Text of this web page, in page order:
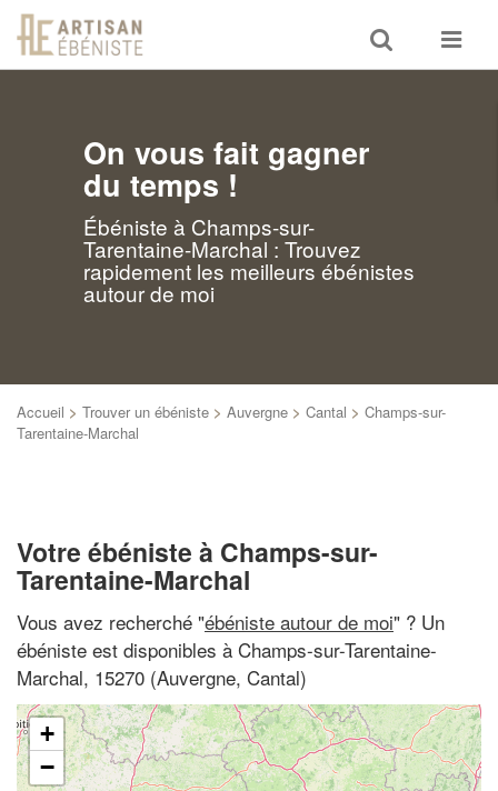
Toggle
search
Toggle
On vous fait gagner
du temps !
Ébéniste à Champs-sur-
Tarentaine-Marchal : Trouvez
rapidement les meilleurs ébénistes
autour de moi
Accueil > Trouver un ébéniste > Auvergne > Cantal > Champs-sur-
Tarentaine-Marchal
Votre ébéniste à Champs-sur-
Tarentaine-Marchal
Vous avez recherché "ébéniste autour de moi" ? Un
ébéniste est disponibles à Champs-sur-Tarentaine-
Marchal, 15270 (Auvergne, Cantal)
+
−